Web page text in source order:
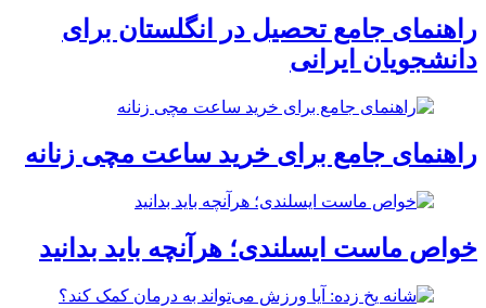
راهنمای جامع تحصیل در انگلستان برای
دانشجویان ایرانی
راهنمای جامع برای خرید ساعت مچی زنانه
خواص ماست ایسلندی؛ هرآنچه باید بدانید